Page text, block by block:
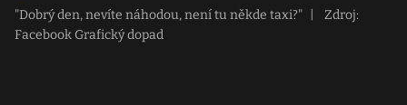
"Dobrý den, nevíte náhodou, není tu někde taxi?"
Zdroj:
Facebook Grafický dopad